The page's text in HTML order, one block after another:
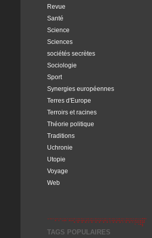
Revue
Santé
Science
Sciences
sociétés secrètes
Sociologie
Sport
Synergies européennes
Terres d'Europe
Terroirs et racines
Théorie politique
Traditions
Uchronie
Utopie
Voyage
Web
TAGS POPULAIRES